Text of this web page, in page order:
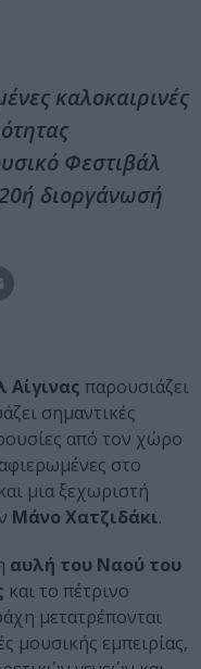
καλοκαιρινές
Φεστιβάλ
20ή διοργάνωσή
παρουσιάζει
σημαντικές
από τον χώρο
στο
μια ξεχωριστή
Μάνο Χατζιδάκι.
αυλή του Ναού του
και το πέτρινο
μετατρέπονται
μουσικής εμπειρίας,